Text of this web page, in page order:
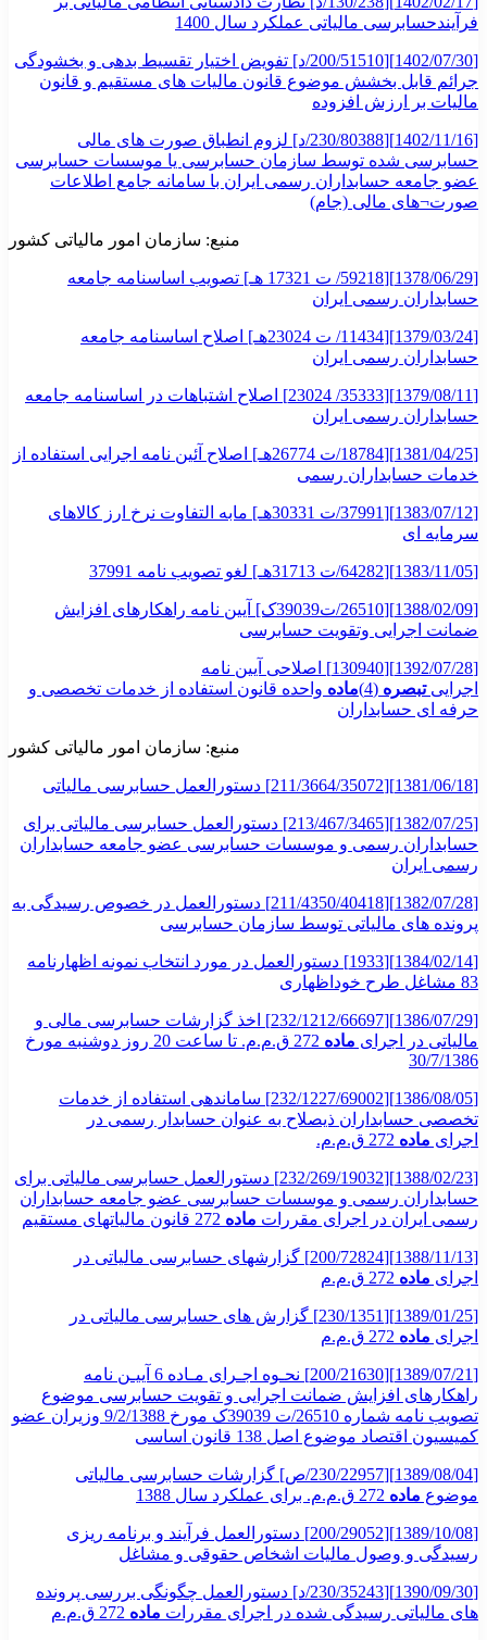
فرآیندحسابرسی مالیاتی عملکرد سال 1400
[1402/07/30][200/51510/د] تفویض اختیار تقسیط بدهی و بخشودگی
جرائم قابل بخشش موضوع قانون مالیات های مستقیم و قانون
مالیات بر ارزش افزوده
[1402/11/16][230/80388/د] لزوم انطباق صورت های مالی
حسابرسی شده توسط سازمان حسابرسی یا موسسات حسابرسی
عضو جامعه حسابداران رسمی ایران با سامانه جامع اطلاعات
صورت¬های مالی (جام)
منبع: سازمان امور مالیاتی کشور
[1378/06/29][59218/ ت 17321 هـ] تصویب اساسنامه جامعه
حسابداران رسمی ایران
[1379/03/24][11434/ ت 23024هـ] اصلاح اساسنامه جامعه
حسابداران رسمی ایران
[1379/08/11][35333/ 23024] اصلاح اشتباهات در اساسنامه جامعه
حسابداران رسمی ایران
[1381/04/25][18784/ت 26774هـ] اصلاح آئین نامه اجرایی استفاده از
خدمات حسابداران رسمی
[1383/07/12][37991/ت 30331هـ] مابه التفاوت نرخ ارز کالاهای
سرمایه ای
[1383/11/05][64282/ت 31713هـ] لغو تصویب نامه 37991
[1388/02/09][26510/ت39039ک] آیین نامه راهکارهای افزایش
ضمانت اجرایی وتقویت حسابرسی
[1392/07/28][130940] اصلاحی آیین نامه
اجراییتبصره (4) ماده واحده قانون استفاده از خدمات تخصصی و
حرفه ای حسابداران
منبع: سازمان امور مالیاتی کشور
[1381/06/18][211/3664/35072] دستورالعمل حسابرسی مالیاتی
[1382/07/25][213/467/3465] دستورالعمل حسابرسی مالیاتی برای
حسابداران رسمی و موسسات حسابرسی عضو جامعه حسابداران
رسمی ایران
[1382/07/28][211/4350/40418] دستورالعمل در خصوص رسیدگی به
پرونده های مالیاتی توسط سازمان حسابرسی
[1384/02/14][1933] دستورالعمل در مورد انتخاب نمونه اظهارنامه
83 مشاغل طرح خوداظهاری
[1386/07/29][232/1212/66697] اخذ گزارشات حسابرسی مالی و
مالیاتی در اجرای ماده
272 ق.م.م. تا ساعت 20 روز دوشنبه مورخ
30/7/1386
[1386/08/05][232/1227/69002] ساماندهی استفاده از خدمات
تخصصی حسابداران ذیصلاح به عنوان حسابدار رسمی در
اجرای ماده 272 ق.م.م.
[1388/02/23][232/269/19032] دستورالعمل حسابرسی مالیاتی برای
حسابداران رسمی و موسسات حسابرسی عضو جامعه حسابداران
رسمی ایران در اجرای مقررات ماده 272 قانون مالیاتهای مستقیم
[1388/11/13][200/72824] گزارشهای حسابرسی مالیاتی در
اجرای ماده 272 ق.م.م
[1389/01/25][230/1351] گزارش های حسابرسی مالیاتی در
اجرای ماده 272 ق.م.م
[1389/07/21][200/21630] نحـوه اجـرای مـاده 6 آییـن نامه
راهکارهای افزایش ضمانت اجرایی و تقویت حسابرسی موضوع
تصویب نامه شماره 26510/ت 39039ک مورخ 9/2/1388 وزیران عضو
کمیسیون اقتصاد موضوع اصل 138 قانون اساسی
[1389/08/04][230/22957/ص] گزارشات حسابرسی مالیاتی
موضوع ماده 272 ق.م.م. برای عملکرد سال 1388
[1389/10/08][200/29052] دستورالعمل فرآیند و برنامه ریزی
رسیدگی و وصول مالیات اشخاص حقوقی و مشاغل
[1390/09/30][230/35243/د] دستورالعمل چگونگی بررسی پرونده
های مالیاتی رسیدگی شده در اجرای مقررات ماده 272 ق.م.م